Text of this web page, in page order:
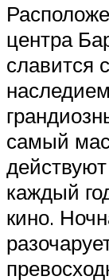
центра
славится
самый
каждый
кино.